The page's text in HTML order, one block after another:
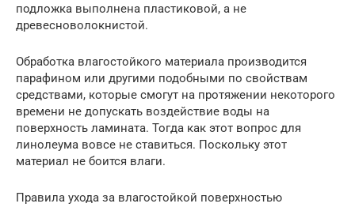
подложка выполнена пластиковой, а не
древесноволокнистой.
Обработка влагостойкого материала производится
парафином или другими подобными по свойствам
средствами, которые смогут на протяжении некоторого
времени не допускать воздействие воды на
поверхность ламината. Тогда как этот вопрос для
линолеума вовсе не ставиться. Поскольку этот
материал не боится влаги.
Правила ухода за влагостойкой поверхностью